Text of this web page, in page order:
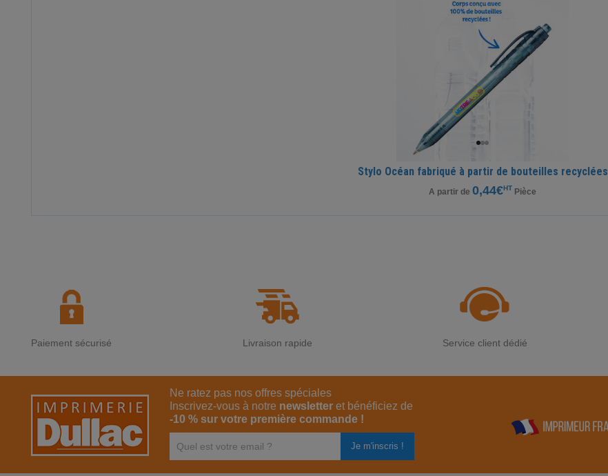
Stylo Océan fabriqué à partir de bouteilles recyclées
A partir de 0,44€HT Pièce
Paiement sécurisé Livraison rapide Service client dédié
Ne ratez pas nos offres spéciales
Inscrivez-vous à notre newsletter et bénéficiez de
-10 % sur votre première commande !